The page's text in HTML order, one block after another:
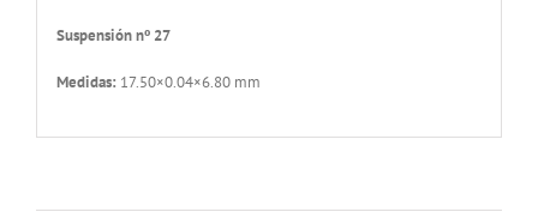
Suspensión nº 27
Medidas: 17.50×0.04×6.80 mm